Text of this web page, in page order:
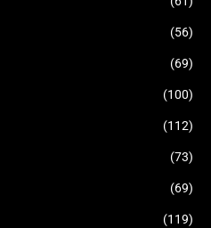
(56)
(69)
(100)
(112)
(73)
(69)
(119)